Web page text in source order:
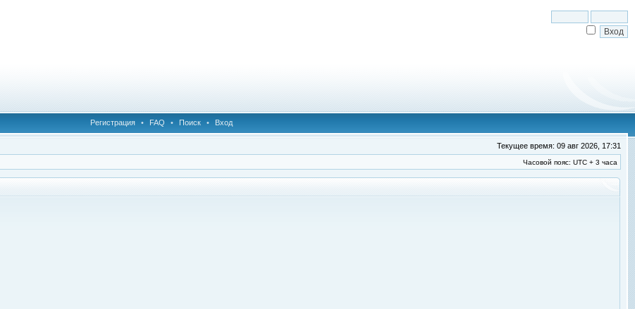
Регистрация • FAQ • Поиск • Вход
Текущее время: 09 авг 2026, 17:31
Часовой пояс: UTC + 3 часа